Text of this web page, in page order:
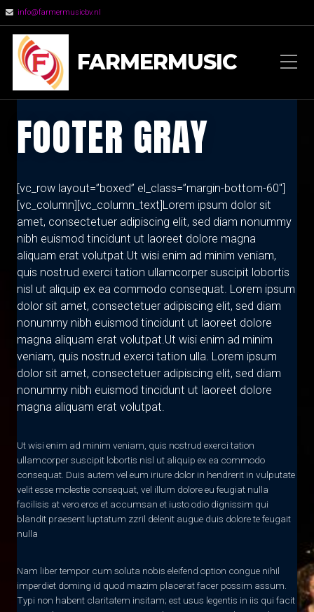
info@farmermusicbv.nl
FARMERMUSIC
FOOTER GRAY
[vc_row layout=”boxed” el_class=”margin-bottom-60″]
[vc_column][vc_column_text]Lorem ipsum dolor sit
amet, consectetuer adipiscing elit, sed diam nonummy
nibh euismod tincidunt ut laoreet dolore magna
aliquam erat volutpat.Ut wisi enim ad minim veniam,
quis nostrud exerci tation ullamcorper suscipit lobortis
nisl ut aliquip ex ea commodo consequat. Lorem ipsum
dolor sit amet, consectetuer adipiscing elit, sed diam
nonummy nibh euismod tincidunt ut laoreet dolore
magna aliquam erat volutpat.Ut wisi enim ad minim
veniam, quis nostrud exerci tation ulla. Lorem ipsum
dolor sit amet, consectetuer adipiscing elit, sed diam
nonummy nibh euismod tincidunt ut laoreet dolore
magna aliquam erat volutpat.
Ut wisi enim ad minim veniam, quis nostrud exerci tation
ullamcorper suscipit lobortis nisl ut aliquip ex ea commodo
consequat. Duis autem vel eum iriure dolor in hendrerit in vulputate
velit esse molestie consequat, vel illum dolore eu feugiat nulla
facilisis at vero eros et accumsan et iusto odio dignissim qui
blandit praesent luptatum zzril delenit augue duis dolore te feugait
nulla
Nam liber tempor cum soluta nobis eleifend option congue nihil
imperdiet doming id quod mazim placerat facer possim assum.
Typi non habent claritatem insitam; est usus legentis in iis qui facit